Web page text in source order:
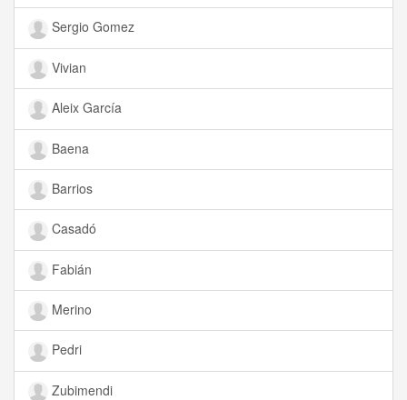
Sergio Gomez
Vivian
Aleix García
Baena
Barrios
Casadó
Fabián
Merino
Pedri
Zubimendi